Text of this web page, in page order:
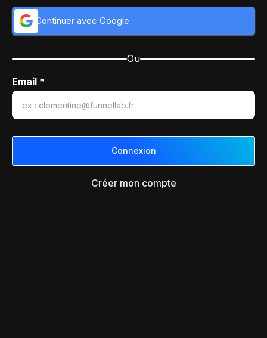
Continuer avec Google
Ou
Email *
Créer mon compte